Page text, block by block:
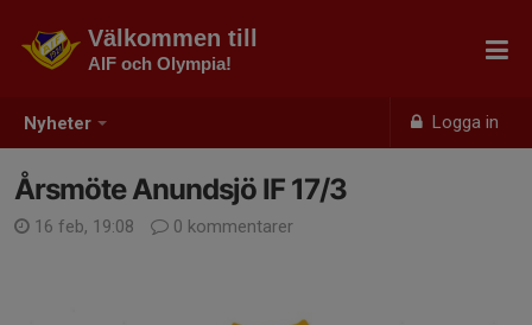
Nyheter Logga in
Välkommen till
AIF och Olympia!
Årsmöte Anundsjö IF 17/3
16 feb, 19:08 0 kommentarer